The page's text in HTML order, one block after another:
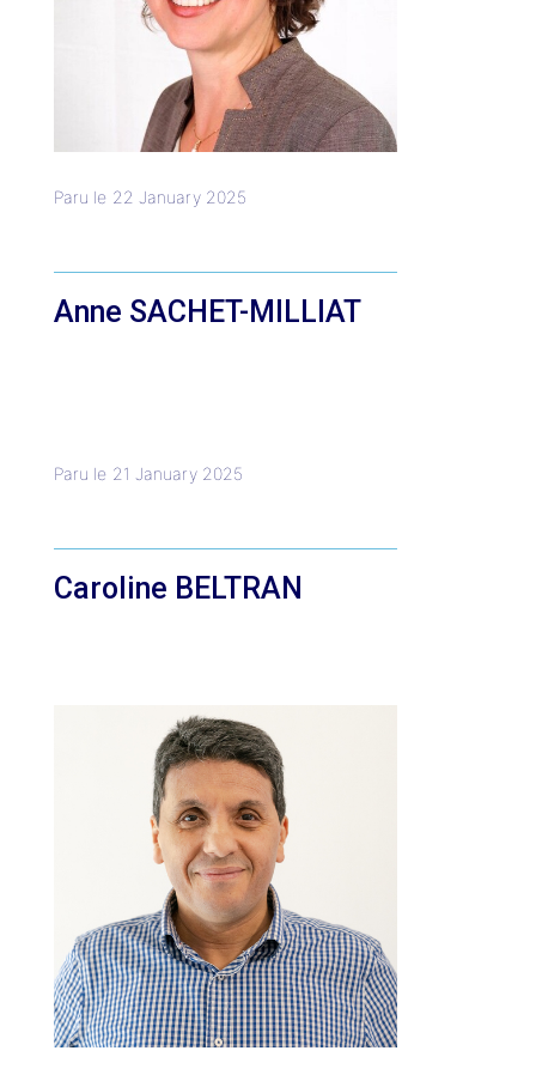
Paru le 22 January 2025
Anne SACHET-MILLIAT
Paru le 21 January 2025
Caroline BELTRAN